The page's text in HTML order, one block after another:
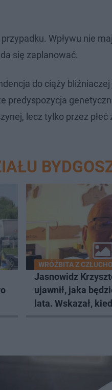
Wpływu nie
się zaplanować.
do ciąży
predyspozycja
lecz tylko przez płeć
WRÓŻBITA Z
Jasnowidz
ujawnił, jaka
lata. Wskazał,